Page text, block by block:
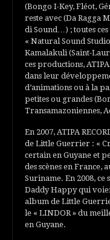
(Bongo I-Key, Fléot,
reste avec (Da Ragga
di Sound…) ; toutes
« Natural Sound Studio
Kamalakuli (Saint-
ces productions,
dans leur
d’animations ou à la
petites ou grandes
Transamazoniennes,
En 2007, ATIPA
de Little Guerrier : «
certain en Guyane et
des scènes en France,
Suriname. En 2008, ce
Daddy Happy qui
album de Little
le « LINDOR » du
en Guyane.